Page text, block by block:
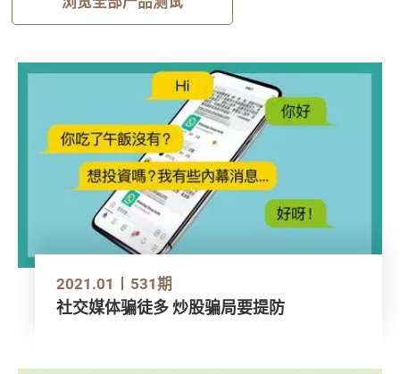
2021.01 531期
社交媒体骗徒多 炒股骗局要提防